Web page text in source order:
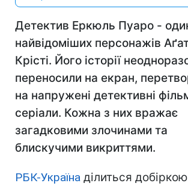
Детектив Еркюль Пуаро -
найвідоміших персонажів
Крісті. Його історії
переносили на екран,
на напружені детективні
серіали. Кожна з них вражає
загадковими злочинами та
блискучими викриттями.
РБК-Україна ділиться